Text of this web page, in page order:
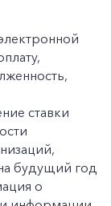
ставки
будущий год
о